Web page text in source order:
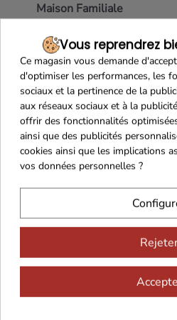
Maison Familiale
Franco de port 79€
Cadeaux
Vous reprendrez
Ce magasin vous demande
d'optimiser les performances, les
sociaux et la pertinence de la
aux réseaux sociaux et à la
offrir des fonctionnalités
ainsi que des publicités
cookies ainsi que les implications
vos données personnelles ?